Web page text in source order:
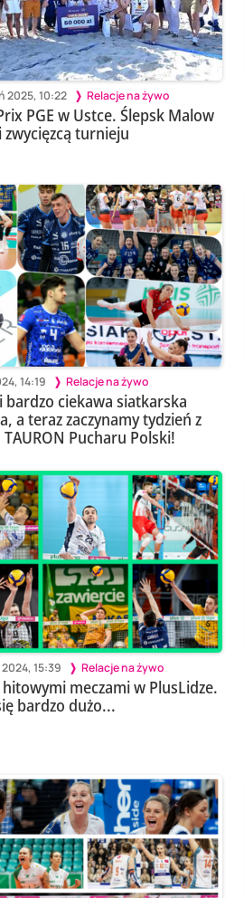
2025, 10:22 Relacje na żywo
PGE w Ustce. Ślepsk Malow
zwycięzcą turnieju
14:19 Relacje na żywo
bardzo ciekawa siatkarska
a teraz zaczynamy tydzień z
TAURON Pucharu Polski!
15:39 Relacje na żywo
hitowymi meczami w PlusLidze.
bardzo dużo...